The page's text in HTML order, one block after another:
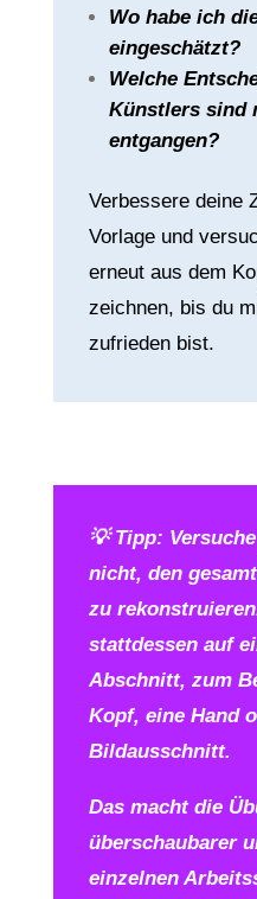
Wo habe ich
eingeschätzt?
Welche
Künstlers sind
entgangen?
Verbessere deine
Vorlage und
erneut aus dem
zeichnen, bis du
zufrieden bist.
💡Tipp:
nicht, den
zu
stattdessen auf
Abschnitt, zum
Kopf, eine Hand
Bildausschnitt.
Das macht die
überschaubarer
einzelnen